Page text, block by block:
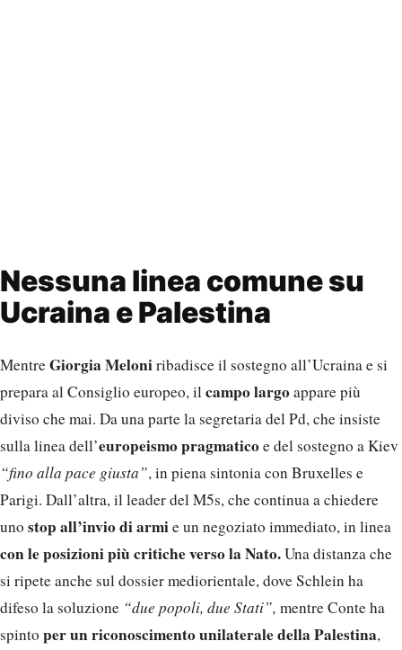
Nessuna linea comune su
Ucraina e Palestina
MentreGiorgia Meloniribadisce il sostegno all’Ucraina e si
prepara al Consiglio europeo, ilcampo largoappare più
diviso che mai. Da una parte la segretaria del Pd, che insiste
sulla linea dell’europeismo pragmaticoe del sostegno a Kiev
“fino alla pace giusta”, in piena sintonia con Bruxelles e
Parigi. Dall’altra, il leader del M5s, che continua a chiedere
uno stop all’invio di armie un negoziato immediato, in linea
con le posizioni più critiche verso la Nato.Una distanza che
si ripete anche sul dossier mediorientale, dove Schlein ha
difeso la soluzione “due popoli, due Stati”, mentre Conte ha
spinto per un riconoscimento unilaterale della Palestina,